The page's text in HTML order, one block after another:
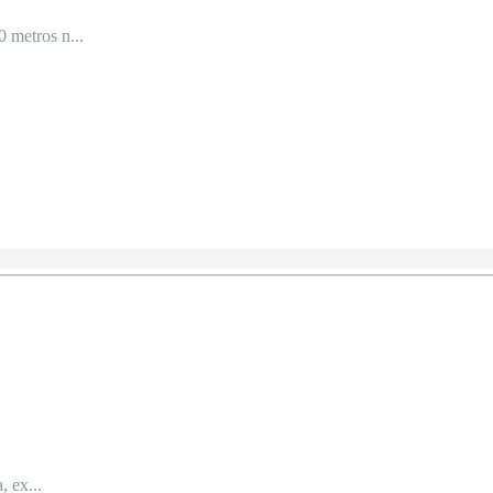
metros n...
ex...